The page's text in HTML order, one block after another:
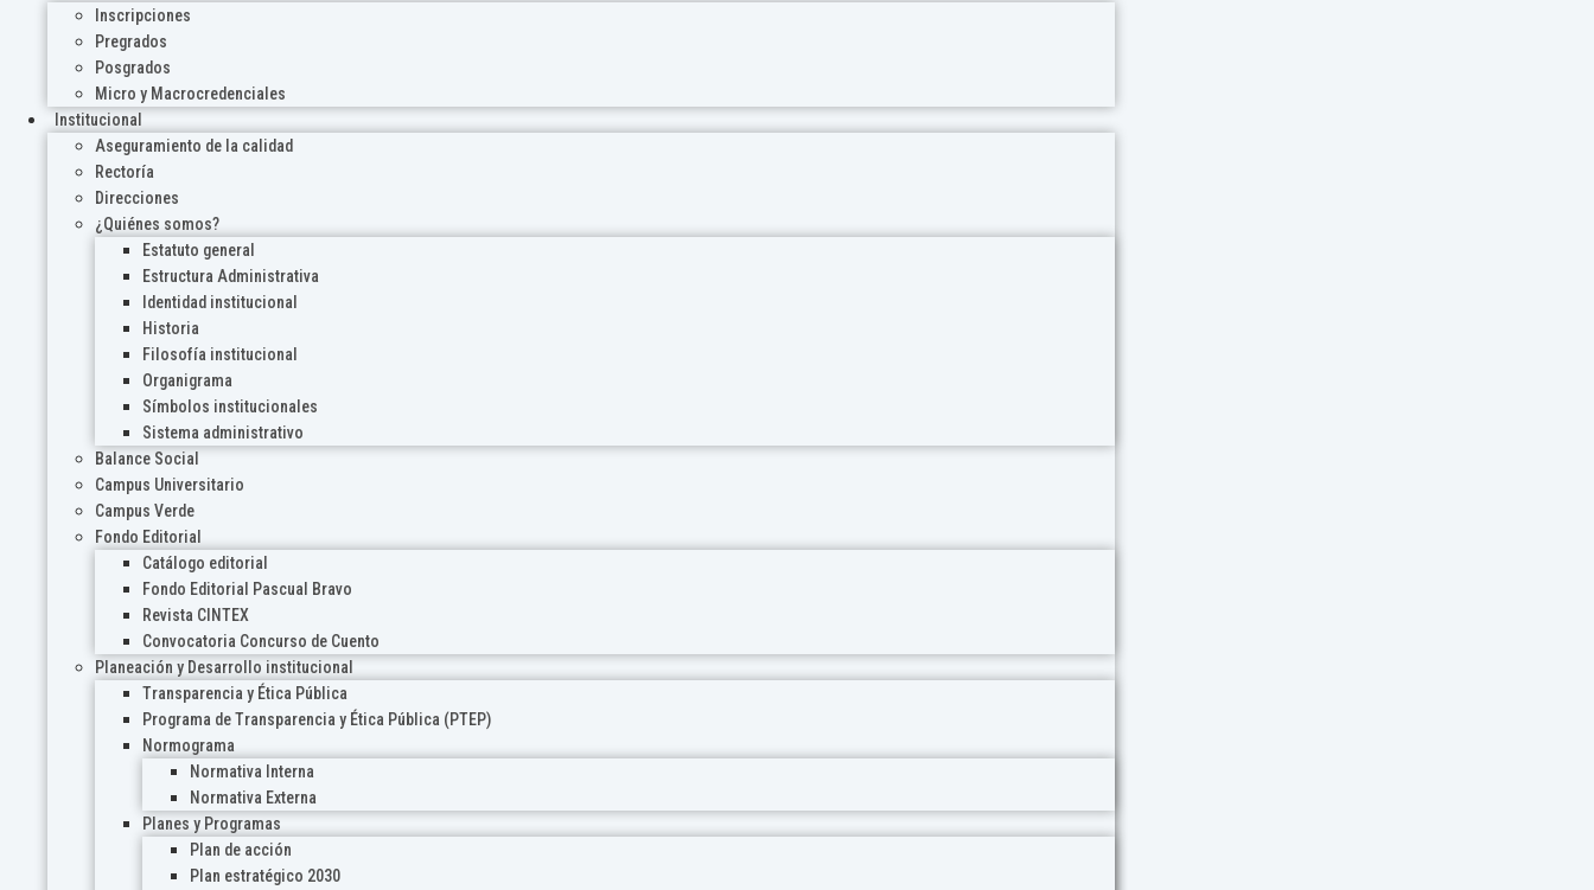
Inscripciones
Pregrados
Posgrados
Micro y Macrocredenciales
Institucional
Aseguramiento de la calidad
Rectoría
Direcciones
¿Quiénes somos?
Estatuto general
Estructura Administrativa
Identidad institucional
Historia
Filosofía institucional
Organigrama
Símbolos institucionales
Sistema administrativo
Balance Social
Campus Universitario
Campus Verde
Fondo Editorial
Catálogo editorial
Fondo Editorial Pascual Bravo
Revista CINTEX
Convocatoria Concurso de Cuento
Planeación y Desarrollo institucional
Transparencia y Ética Pública
Programa de Transparencia y Ética Pública (PTEP)
Normograma
Normativa Interna
Normativa Externa
Planes y Programas
Plan de acción
Plan estratégico 2030